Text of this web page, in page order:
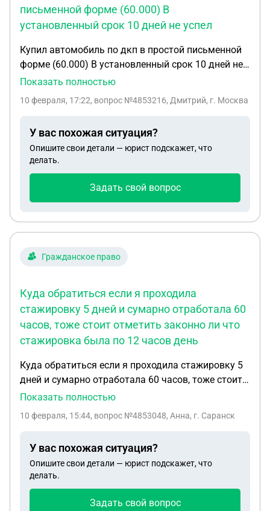
письменной форме (60.000) В
установленный срок 10 дней не успел
Купил автомобиль по дкп в простой письменной
форме (60.000) В установленный срок 10 дней не
успел зарегистрировать на себя Владелец на 14
документы и присвоили новый регзнак Владелец
Показать полностью
10 февраля, 17:22, вопрос №4853216, Дмитрий, г. Москва
У вас похожая ситуация?
Опишите свои детали — юрист подскажет, что
делать.
Задать свой вопрос
Гражданское право
Куда обратиться если я проходила
стажировку 5 дней и сумарно отработала 60
часов, тоже стоит отметить законно ли что
стажировка была по 12 часов день
Куда обратиться если я проходила стажировку 5
дней и сумарно отработала 60 часов, тоже стоит
отметить законно ли что стажировка была по 12
подхожу и бело никакой оплаты труда
Показать полностью
10 февраля, 15:44, вопрос №4853048, Анна, г. Саранск
У вас похожая ситуация?
Опишите свои детали — юрист подскажет, что
делать.
Задать свой вопрос